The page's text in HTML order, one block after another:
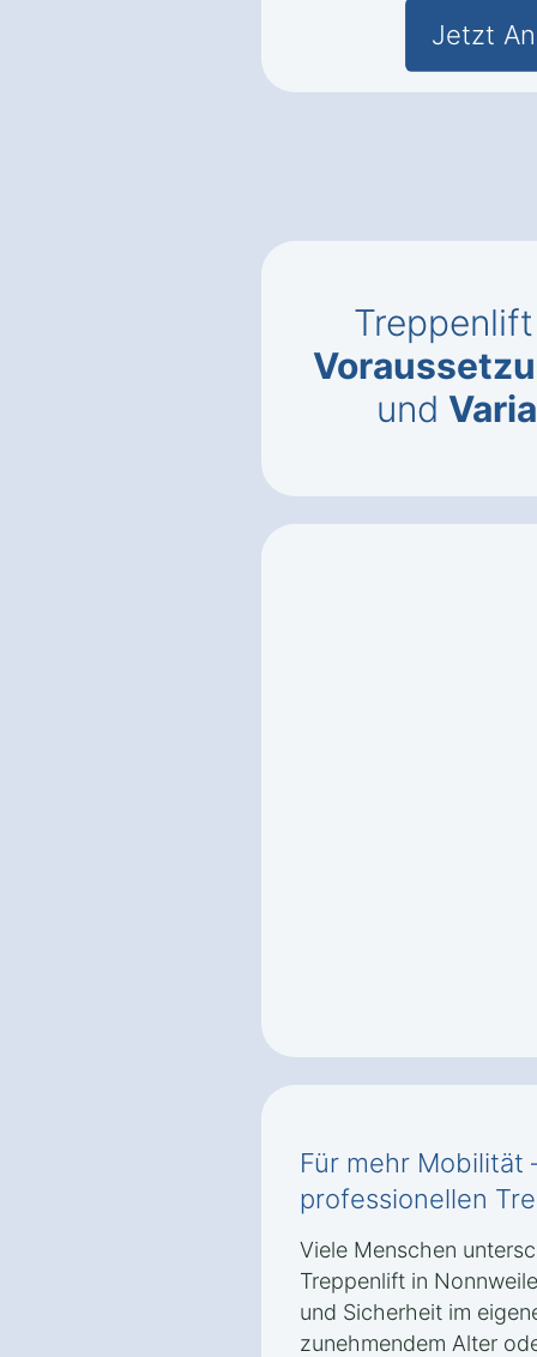
Jetzt
und
Für mehr Mobilität
professionellen
Viele Menschen
Treppenlift in
und Sicherheit im
zunehmendem Alter